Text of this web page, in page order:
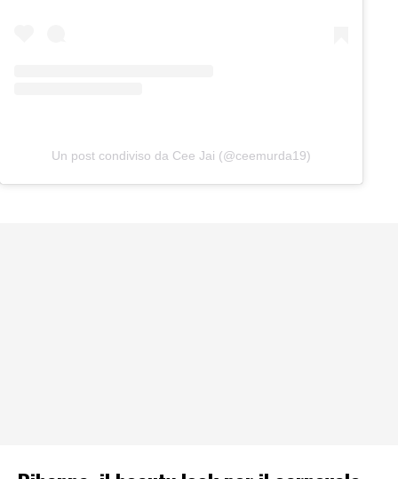
Un post condiviso da Cee Jai (@ceemurda19)